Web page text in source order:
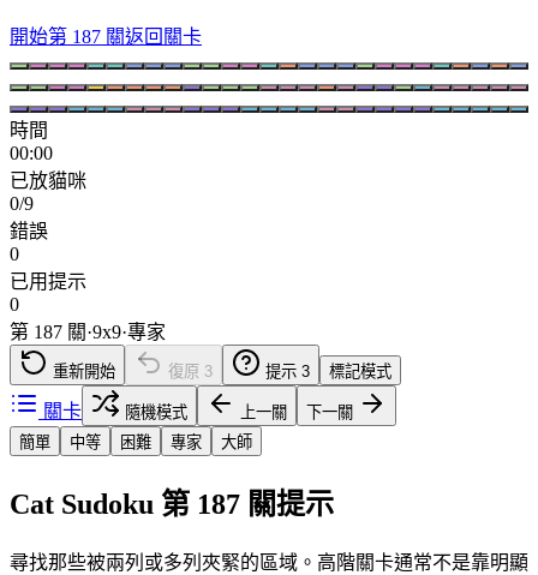
開始第 187 關返回關卡
時間
00:00
已放貓咪
0/9
錯誤
0
已用提示
0
第 187 關·9x9·專家
重新開始 復原 3 提示 3 標記模式
關卡 隨機模式 上一關
下一關
簡單
中等 困難 專家 大師
Cat Sudoku 第 187 關提示
尋找那些被兩列或多列夾緊的區域。高階關卡通常不是靠明顯